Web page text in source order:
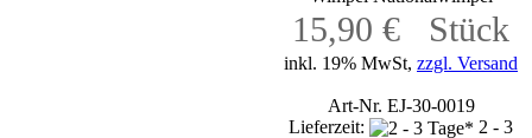
15,90 € Stück
inkl. 19% MwSt, zzgl. Versand
Art-Nr. EJ-30-0019
Lieferzeit:
2 - 3